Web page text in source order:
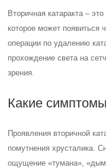
Вторичная катаракта –
которое может появиться
операции по удалению
прохождение света на
зрения.
Какие
Проявления вторичной
помутнения хрусталика.
ощущение «тумана»,